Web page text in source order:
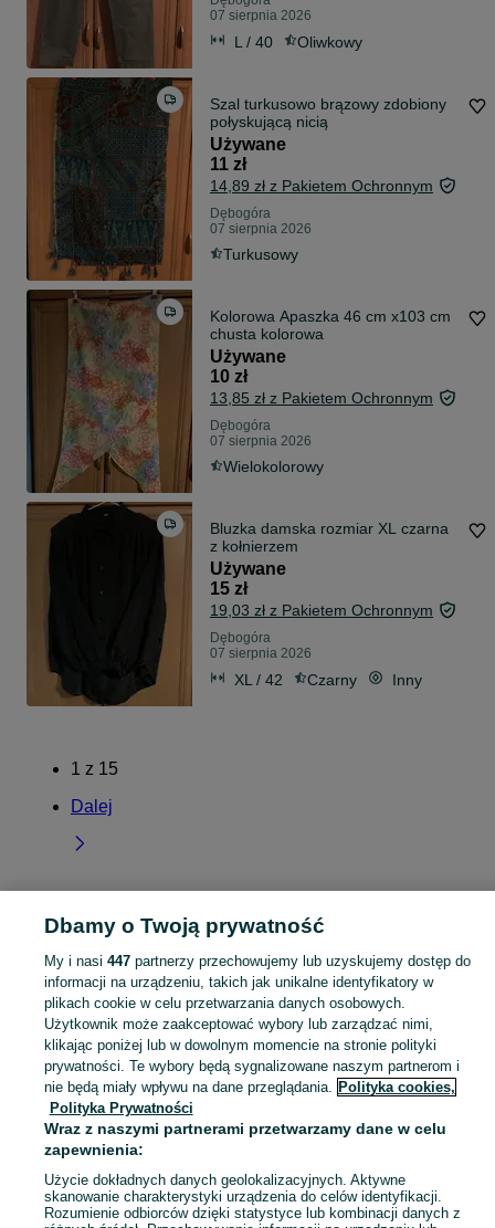
07 sierpnia 2026
L / 40 Oliwkowy
Szal turkusowo brązowy zdobiony
połyskującą nicią
Używane
11 zł
14,89 zł z Pakietem Ochronnym
Dębogóra
07 sierpnia 2026
Turkusowy
Kolorowa Apaszka 46 cm x103 cm
chusta kolorowa
Używane
10 zł
13,85 zł z Pakietem Ochronnym
Dębogóra
07 sierpnia 2026
Wielokolorowy
Bluzka damska rozmiar XL czarna
z kołnierzem
Używane
15 zł
19,03 zł z Pakietem Ochronnym
Dębogóra
07 sierpnia 2026
XL / 42 Czarny Inny
1 z 15
Dalej
Strona główna Zachodniopomorskie Dębogóra
KATEGORIA
Skorzystaj z największego serwisu ogłoszeniowego - Dębogóra i okolice! Kupuj to, czego pragniesz i sprzedawaj to, czego już nie potrzebujesz! Zobacz
Mapa kategorii
Mapa miejscowości
Mapa ministron
Popularne wyszukiwania
Dbamy o Twoją prywatność
My i nasi 447partnerzy przechowujemy lub uzyskujemy dostęp do
informacji na urządzeniu, takich jak unikalne identyfikatory w
plikach cookie w celu przetwarzania danych osobowych.
Użytkownik może zaakceptować wybory lub zarządzać nimi,
klikając poniżej lub w dowolnym momencie na stronie polityki
prywatności. Te wybory będą sygnalizowane naszym partnerom i
nie będą miały wpływu na dane przeglądania. Polityka cookies,
Polityka Prywatności
Wraz z naszymi partnerami przetwarzamy dane w celu
zapewnienia:
Użycie dokładnych danych geolokalizacyjnych. Aktywne
skanowanie charakterystyki urządzenia do celów identyfikacji.
Rozumienie odbiorców dzięki statystyce lub kombinacji danych z